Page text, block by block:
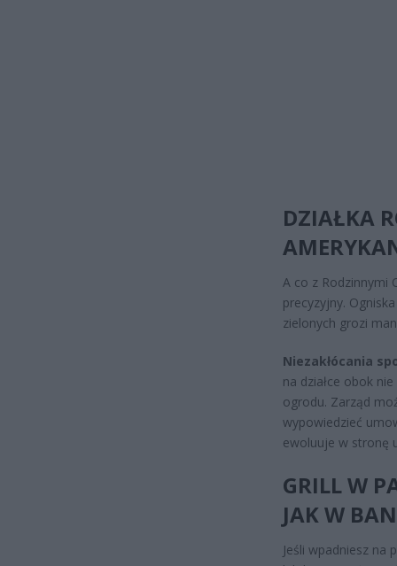
DZIAŁKA
A co z Rodzinnymi
precyzyjny.
zielonych grozi
Niezakłócania
na działce obok
ogrodu. Zarząd
wypowiedzieć
ewoluuje w stronę
GRILL W
JAK W
Jeśli wpadniesz na